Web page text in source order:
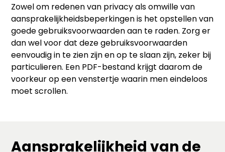
Zowel om redenen van privacy als omwille van
aansprakelijkheidsbeperkingen is het opstellen van
goede gebruiksvoorwaarden aan te raden. Zorg er
dan wel voor dat deze gebruiksvoorwaarden
eenvoudig in te zien zijn en op te slaan zijn, zeker bij
particulieren. Een PDF-bestand krijgt daarom de
voorkeur op een venstertje waarin men eindeloos
moet scrollen.
Aansprakelijkheid van de